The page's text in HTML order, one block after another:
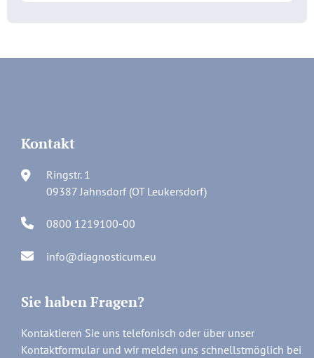
Kontakt
Ringstr. 1
09387 Jahnsdorf (OT Leukersdorf)
0800 1219100-00
info@diagnosticum.eu
Sie haben Fragen?
Kontaktieren Sie uns telefonisch oder über unser
Kontaktformular und wir melden uns schnellstmöglich bei